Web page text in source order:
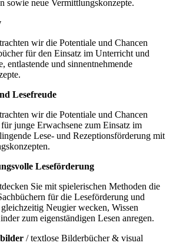
sowie neue Vermittlungskonzepte.
wir die Potentiale und Chancen
für den Einsatz im Unterricht und
entlastende und sinnentnehmende
Lesefreude
wir die Potentiale und Chancen
junge Erwachsene zum Einsatz im
Lese- und Rezeptionsförderung mit
Leseförderung
Sie mit spielerischen Methoden die
für die Leseförderung und
Neugier wecken, Wissen
zum eigenständigen Lesen anregen.
/ textlose Bilderbücher & visual